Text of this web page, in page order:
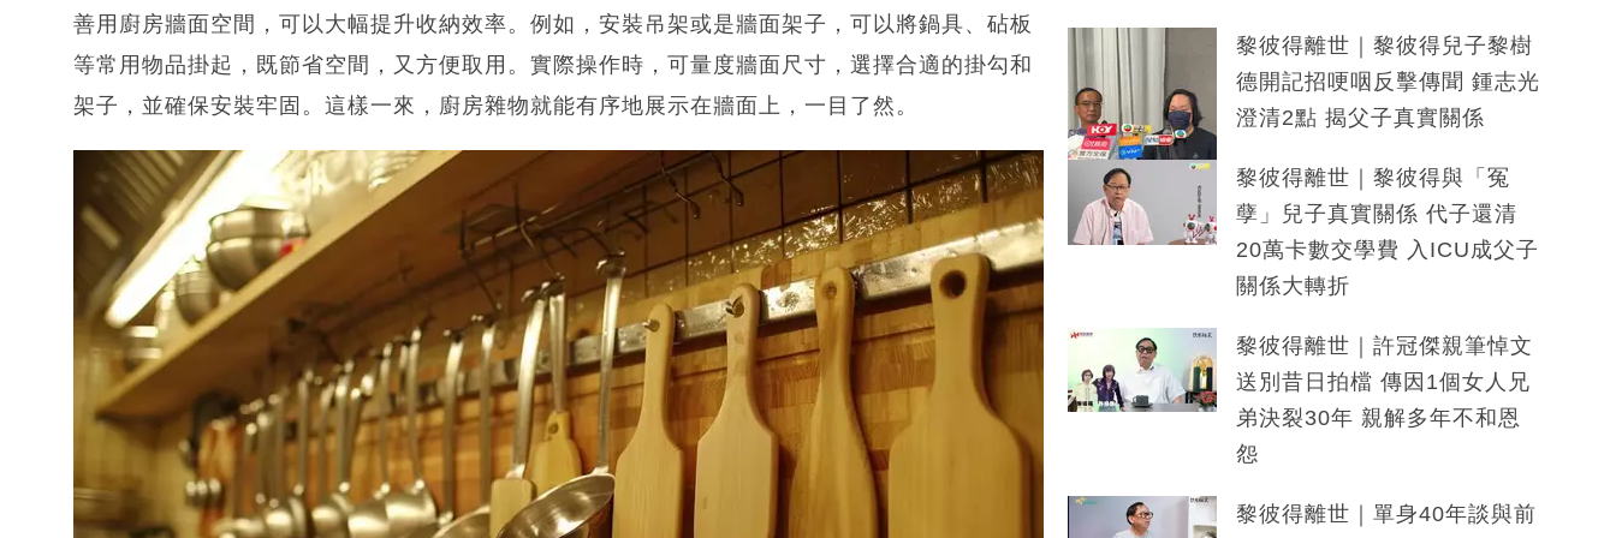
善用廚房牆面空間，可以大幅提升收納效率。例如，安裝吊架或是牆面架子，可以將鍋具、砧板
等常用物品掛起，既節省空間，又方便取用。實際操作時，可量度牆面尺寸，選擇合適的掛勾和
架子，並確保安裝牢固。這樣一來，廚房雜物就能有序地展示在牆面上，一目了然。
黎彼得離世｜黎彼得兒子黎樹
德開記招哽咽反擊傳聞 鍾志光
澄清2點 揭父子真實關係
黎彼得離世｜黎彼得與「冤
孽」兒子真實關係 代子還清
20萬卡數交學費 入ICU成父子
關係大轉折
黎彼得離世｜許冠傑親筆悼文
送別昔日拍檔 傳因1個女人兄
弟決裂30年 親解多年不和恩
怨
黎彼得離世｜單身40年談與前